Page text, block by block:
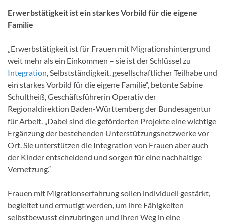
Erwerbstätigkeit ist ein starkes Vorbild für die eigene
Familie
„Erwerbstätigkeit ist für Frauen mit Migrationshintergrund
weit mehr als ein Einkommen – sie ist der Schlüssel zu
Integration, Selbstständigkeit, gesellschaftlicher Teilhabe und
ein starkes Vorbild für die eigene Familie“, betonte Sabine
Schultheiß, Geschäftsführerin Operativ der
Regionaldirektion Baden-Württemberg der Bundesagentur
für Arbeit. „Dabei sind die geförderten Projekte eine wichtige
Ergänzung der bestehenden Unterstützungsnetzwerke vor
Ort. Sie unterstützen die Integration von Frauen aber auch
der Kinder entscheidend und sorgen für eine nachhaltige
Vernetzung.“
Frauen mit Migrationserfahrung sollen individuell gestärkt,
begleitet und ermutigt werden, um ihre Fähigkeiten
selbstbewusst einzubringen und ihren Weg in eine